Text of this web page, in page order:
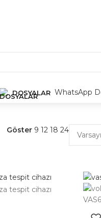
DOSYALAR WhatsApp
Göster 9 12 18 24